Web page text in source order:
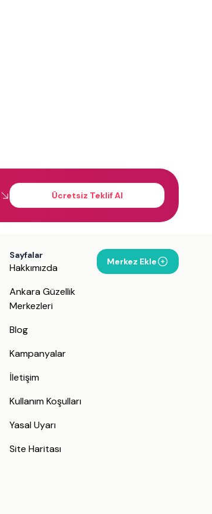
Ücretsiz Teklif Al
Sayfalar
Hakkımızda
Ankara Güzellik
Merkezleri
Blog
Kampanyalar
İletişim
Kullanım Koşulları
Yasal Uyarı
Site Haritası
Merkez Ekle